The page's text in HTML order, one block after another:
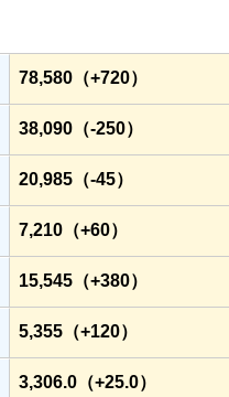
78,580（+720）
38,090（-250）
20,985（-45）
7,210（+60）
15,545（+380）
5,355（+120）
3,306.0（+25.0）